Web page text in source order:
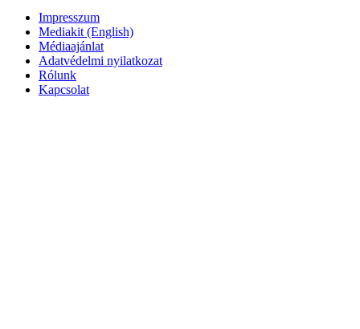
Impresszum
Mediakit (English)
Médiaajánlat
Adatvédelmi nyilatkozat
Rólunk
Kapcsolat